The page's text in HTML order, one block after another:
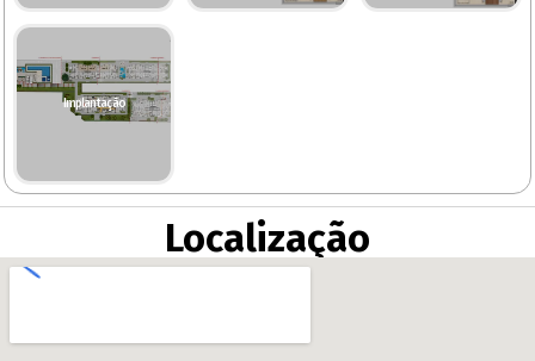
Implantação
Localização